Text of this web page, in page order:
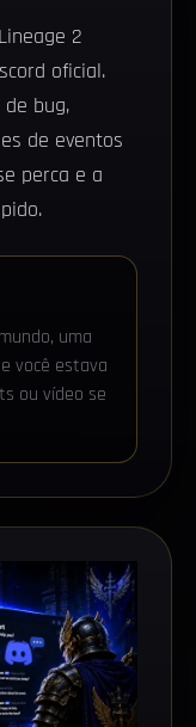
2
oficial.
bug,
de eventos
perca e a
uma
você estava
ou vídeo se